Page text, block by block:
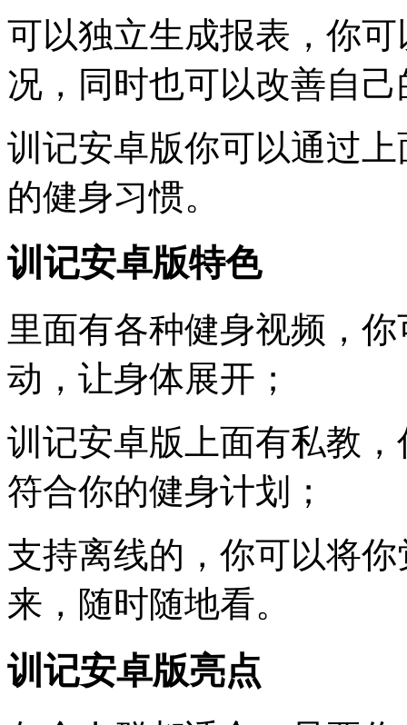
可以独立生成报表，你
况，同时也可以改善自
训记安卓版你可以通过
的健身习惯。
训记安卓版特色
里面有各种健身视频，
动，让身体展开；
训记安卓版上面有私教
符合你的健身计划；
支持离线的，你可以将
来，随时随地看。
训记安卓版亮点